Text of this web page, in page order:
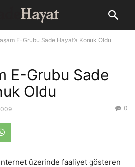
E-Grubu Sade Hayat’a Konuk Oldu
E-Grubu Sade
Oldu
0
internet üzerinde faaliyet gösteren